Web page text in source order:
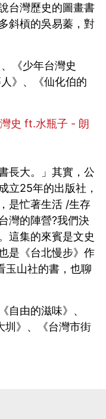
台灣歷史的圖畫書
斜槓的吳易蓁，對
《少年台灣史
》、《仙化伯的
史 ft.水瓶子 - 朗
長大。」其實，公
立25年的出版社，
是忙著生活 /生存
灣的陣營?我們決
這集的來賓是文史
是《台北慢步》作
玉山社的書，也聊
自由的滋味》、
圳》、《台灣市街